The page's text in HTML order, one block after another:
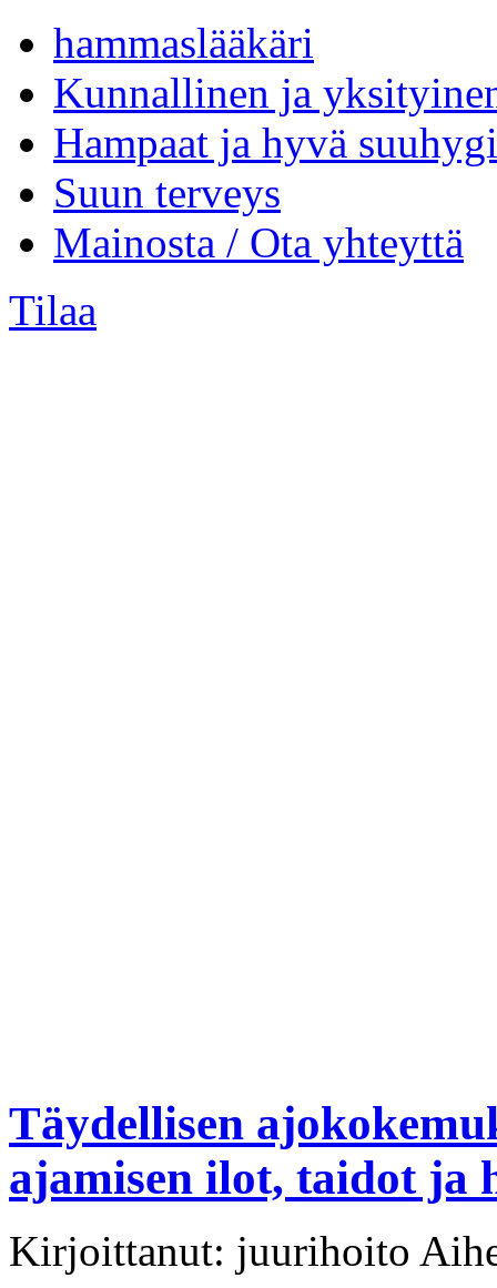
hammaslääkäri
Kunnallinen ja
Hampaat ja hyvä
Suun terveys
Mainosta / Ota yhteyttä
Tilaa
Täydellisen
ajamisen ilot, taidot ja
Kirjoittanut: juurihoito